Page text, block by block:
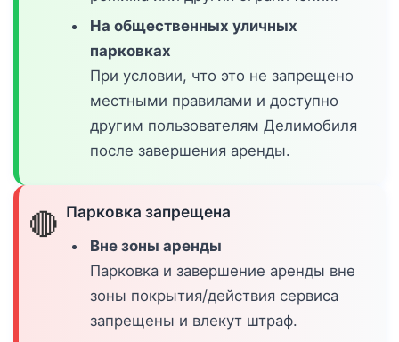
На общественных уличных
парковках
При условии, что это не запрещено
местными правилами и доступно
другим пользователям Делимобиля
после завершения аренды.
🔴 Парковка запрещена
Вне зоны аренды
Парковка и завершение аренды вне
зоны покрытия/действия сервиса
запрещены и влекут штраф.